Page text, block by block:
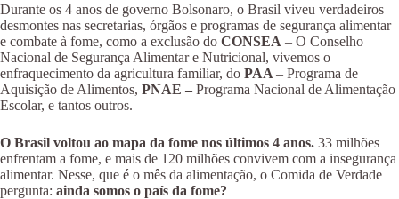
Durante os 4 anos de governo Bolsonaro, o Brasil viveu verdadeiros
desmontes nas secretarias, órgãos e programas de segurança alimentar
e combate à fome, como a exclusão do CONSEA – O Conselho
Nacional de Segurança Alimentar e Nutricional, vivemos o
enfraquecimento da agricultura familiar, do PAA – Programa de
Aquisição de Alimentos, PNAE – Programa Nacional de Alimentação
Escolar, e tantos outros.
O Brasil voltou ao mapa da fome nos últimos 4 anos. 33 milhões
enfrentam a fome, e mais de 120 milhões convivem com a insegurança
alimentar. Nesse, que é o mês da alimentação, o Comida de Verdade
pergunta: ainda somos o país da fome?